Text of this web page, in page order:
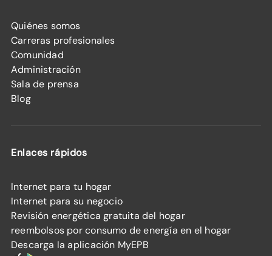
Quiénes somos
Carreras profesionales
Comunidad
Administración
Sala de prensa
Blog
Enlaces rápidos
Internet para tu hogar
Internet para su negocio
Revisión energética gratuita del hogar
reembolsos por consumo de energía en el hogar
Descarga la aplicación MyEPB